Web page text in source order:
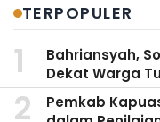
TERPOPULER
Bahriansyah,
Dekat Warga
Pemkab